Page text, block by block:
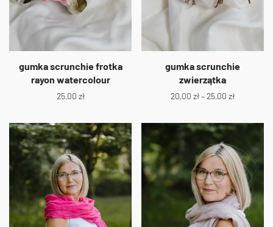
gumka scrunchie frotka
rayon watercolour
25,00 zł
gumka scrunchie
zwierzątka
20,00 zł– 25,00 zł